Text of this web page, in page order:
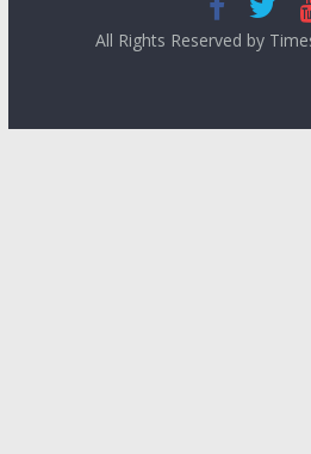
All Rights Reserved by